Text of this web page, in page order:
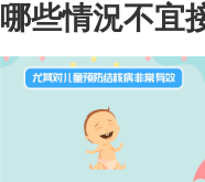
哪些情況不宜